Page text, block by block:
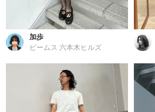
加歩
ビームス 六本木ヒルズ